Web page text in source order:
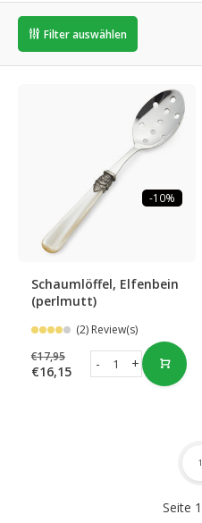
Filter auswählen
-10%
Schaumlöffel, Elfenbein
(perlmutt)
(2) Review(s)
€17,95
€16,15 +
-
Seite
1